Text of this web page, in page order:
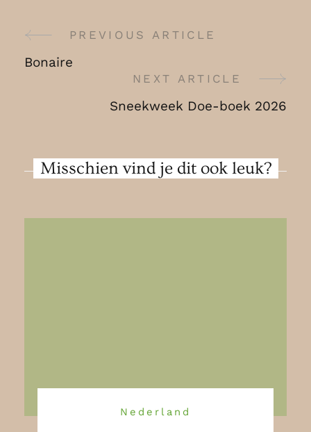
Post
Navigation
PREVIOUS ARTICLE
Bonaire
NEXT ARTICLE
Sneekweek Doe-boek 2026
Misschien vind je dit ook leuk?
Nederland